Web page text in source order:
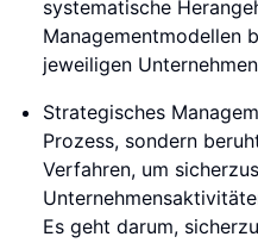
systematische
Managementmodellen
jeweiligen
Strategisches
Prozess, sondern
Verfahren, um
Es geht darum,